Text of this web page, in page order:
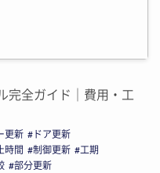
完全ガイド｜費用・工
更新
ドア更新
時間 制御更新
工期
部分更新